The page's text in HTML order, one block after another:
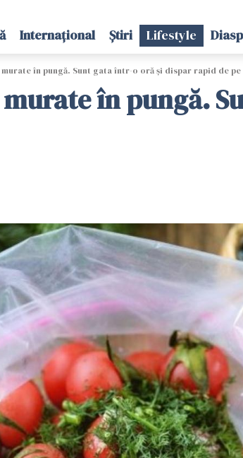
Internațional Știri Lifestyle
în pungă. Sunt gata într-o oră și dispar rapid de pe
murate în pungă.